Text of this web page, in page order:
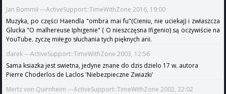
Jan Bommił ---ActiveSupport::TimeWithZone 2016, 19:00
Muzyka, po części Haendla "ombra mai fu"(Cieniu, nie uciekaj) i zwłaszcza
Glucka "O malhereuse Iphigenie" ( O nieszczęsna Ifigenio) są oczywiście na
YouTube. zyczę miłego słuchania tych pięknych arii.
darek ---ActiveSupport::TimeWithZone 2003, 12:56
Sama ksiazka jest swietna, jedyne znane do dzis dzielo 17 w. autora
Pierre Choderlos de Laclos 'Niebezpieczne Zwiazki'
Mertz von Quirnheim ---ActiveSupport::TimeWithZone 2002, 22:02